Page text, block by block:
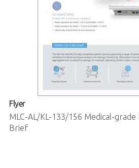
Flyer
MLC-AL/KL-133/156 Medical-grade
Brief